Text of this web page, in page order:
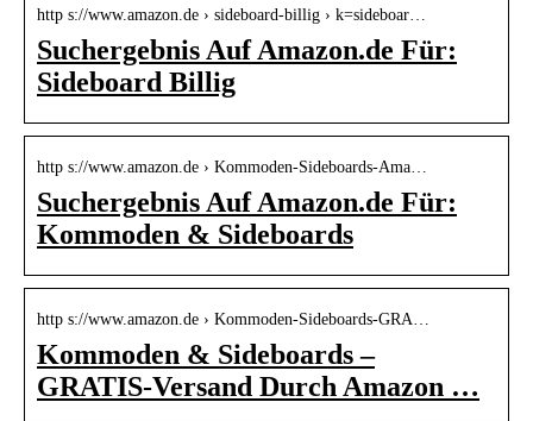
http s://www.amazon.de › sideboard-billig › k=sideboar…
Suchergebnis Auf Amazon.de Für:
Sideboard Billig
http s://www.amazon.de › Kommoden-Sideboards-Ama…
Suchergebnis Auf Amazon.de Für:
Kommoden & Sideboards
http s://www.amazon.de › Kommoden-Sideboards-GRA…
Kommoden & Sideboards –
GRATIS-Versand Durch Amazon …